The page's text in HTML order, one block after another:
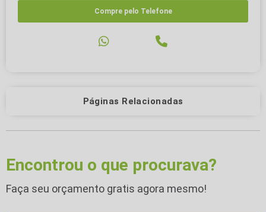
Compre pelo Telefone
Páginas Relacionadas
Encontrou o que procurava?
Faça seu orçamento gratis agora mesmo!